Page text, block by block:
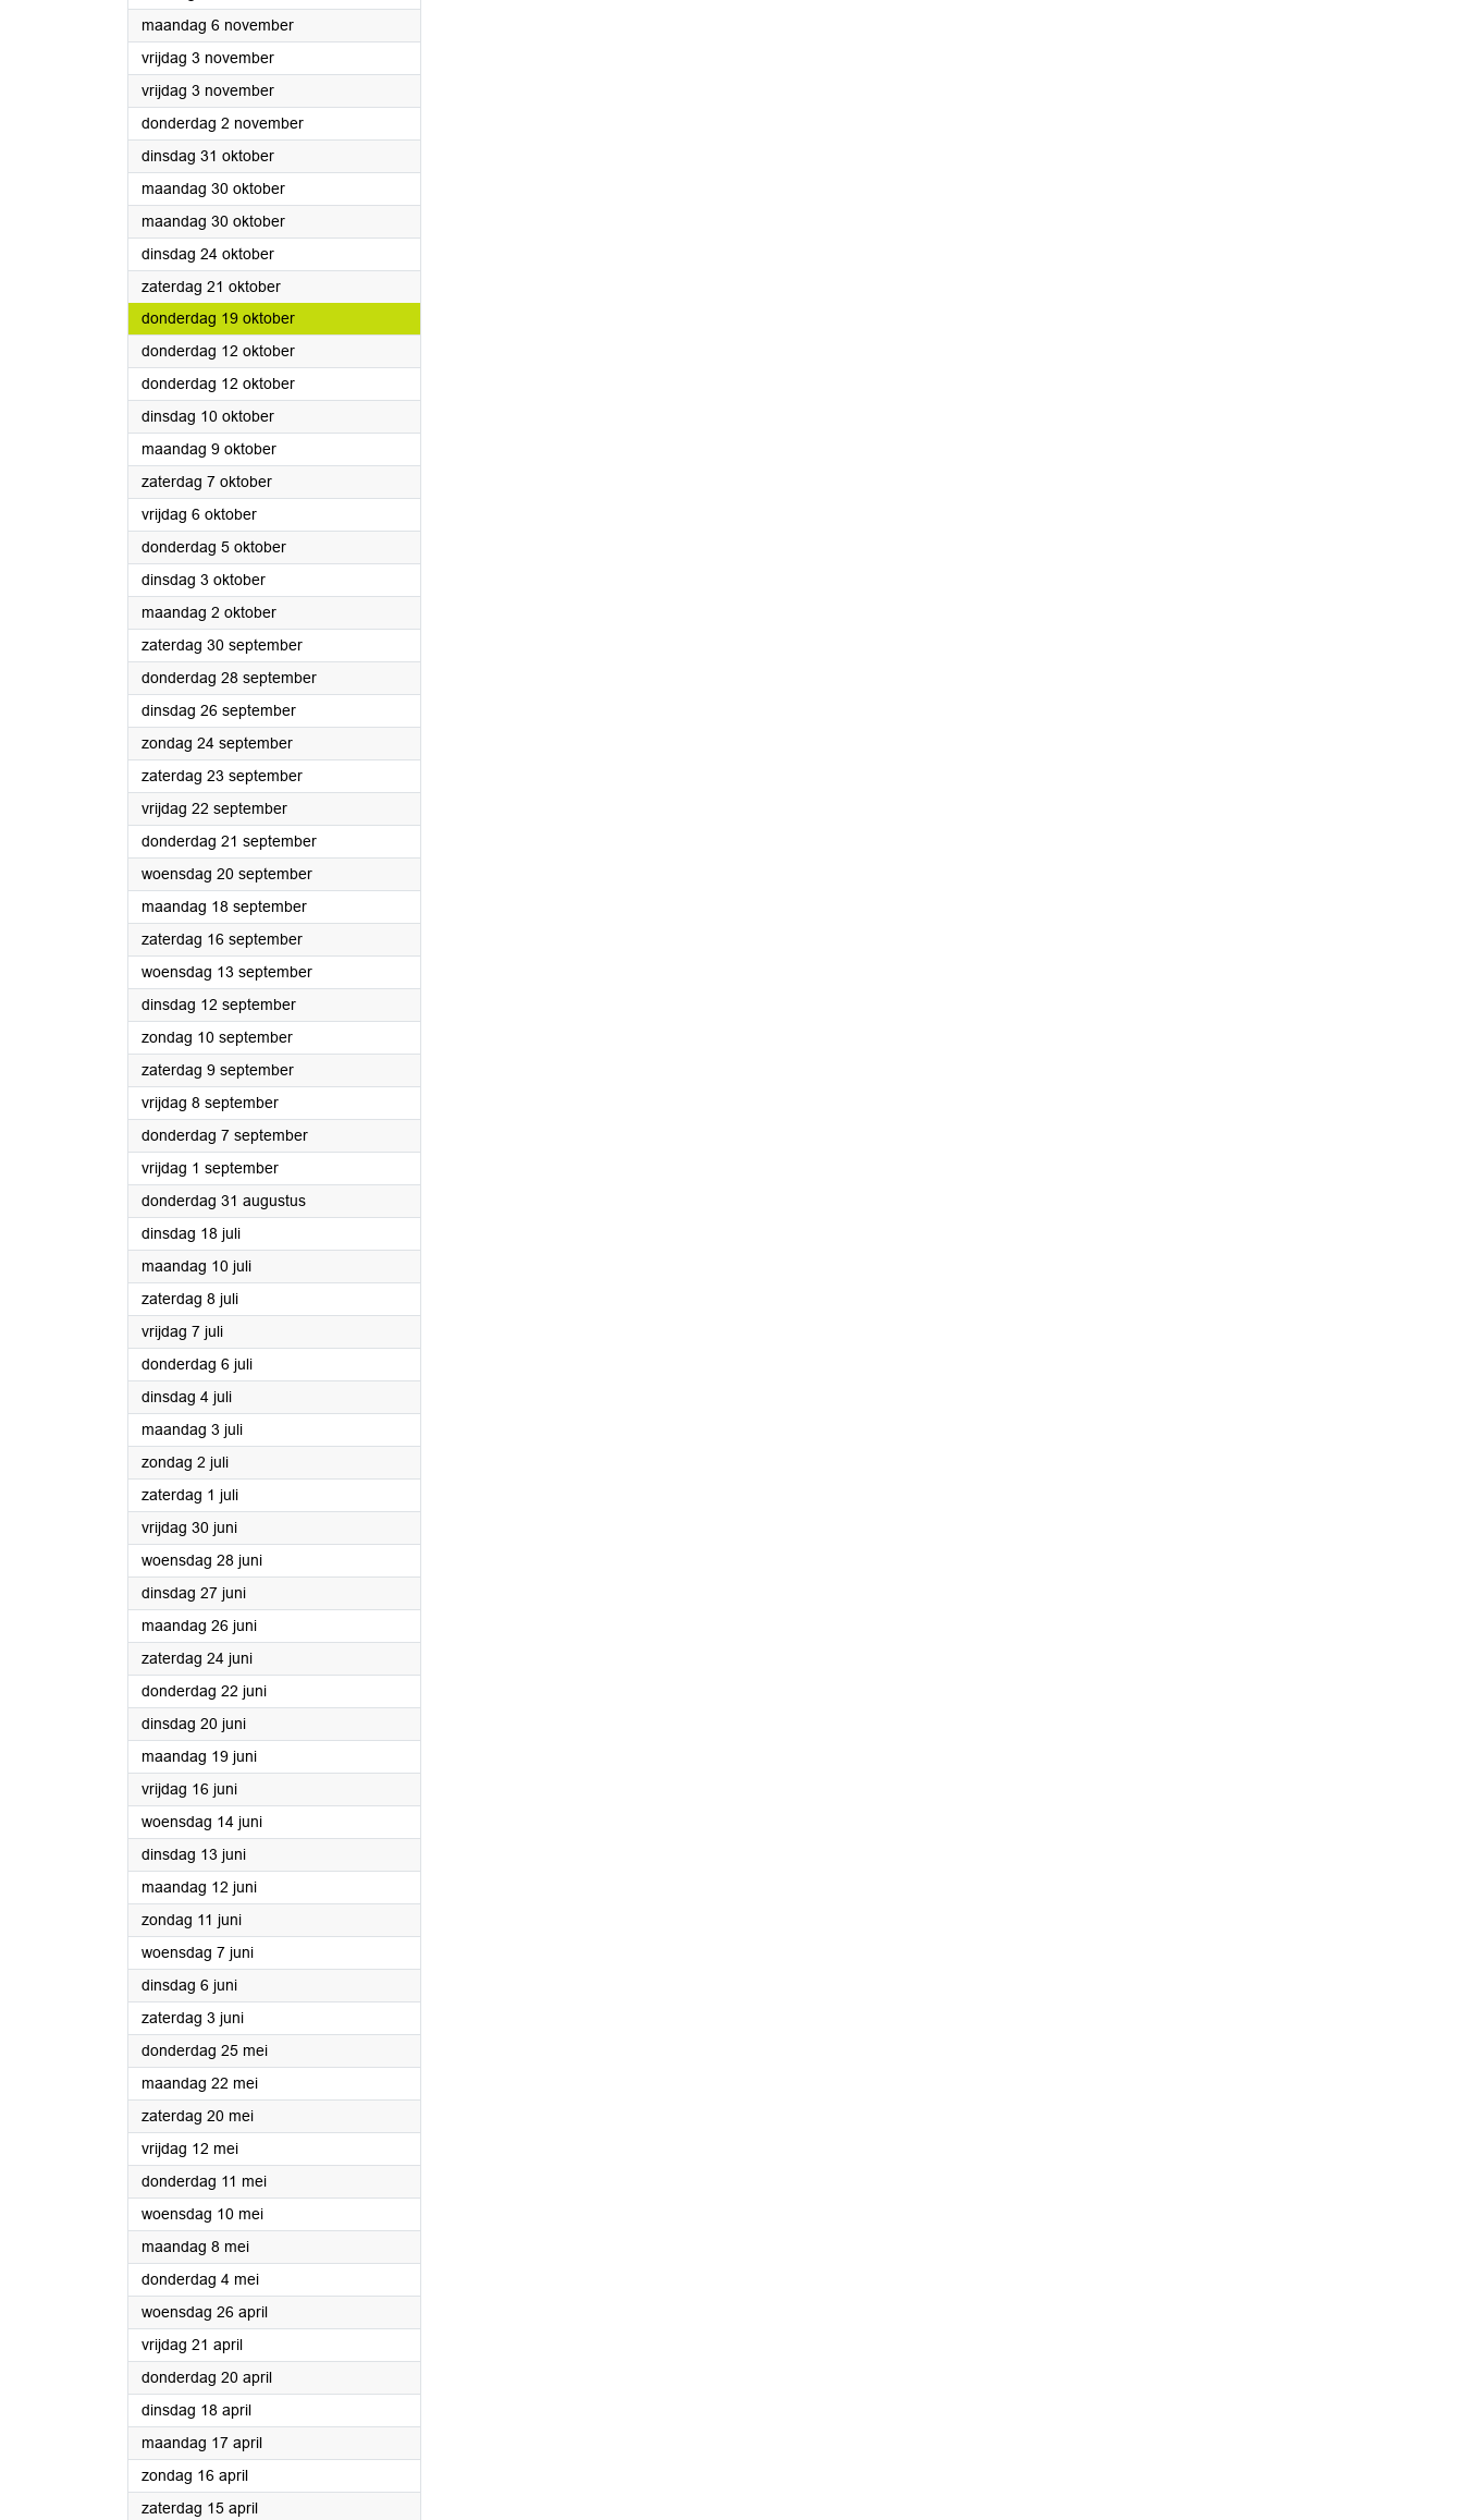
maandag 6 november2023
vrijdag 3 november2023
vrijdag 3 november2023
donderdag 2 november2023
dinsdag 31 oktober2023
maandag 30 oktober2023
maandag 30 oktober2023
dinsdag 24 oktober2023
zaterdag 21 oktober2023
donderdag 19 oktober2023
donderdag 12 oktober2023
donderdag 12 oktober2023
dinsdag 10 oktober2023
maandag 9 oktober2023
zaterdag 7 oktober2023
vrijdag 6 oktober2023
donderdag 5 oktober2023
dinsdag 3 oktober2023
maandag 2 oktober2023
zaterdag 30 september2023
donderdag 28 september2023
dinsdag 26 september2023
zondag 24 september2023
zaterdag 23 september2023
vrijdag 22 september2023
donderdag 21 september2023
woensdag 20 september2023
maandag 18 september2023
zaterdag 16 september2023
woensdag 13 september2023
dinsdag 12 september2023
zondag 10 september2023
zaterdag 9 september2023
vrijdag 8 september2023
donderdag 7 september2023
vrijdag 1 september2023
donderdag 31 augustus2023
dinsdag 18 juli2023
maandag 10 juli2023
zaterdag 8 juli2023
vrijdag 7 juli2023
donderdag 6 juli2023
dinsdag 4 juli2023
maandag 3 juli2023
zondag 2 juli2023
zaterdag 1 juli2023
vrijdag 30 juni2023
woensdag 28 juni2023
dinsdag 27 juni2023
maandag 26 juni2023
zaterdag 24 juni2023
donderdag 22 juni2023
dinsdag 20 juni2023
maandag 19 juni2023
vrijdag 16 juni2023
woensdag 14 juni2023
dinsdag 13 juni2023
maandag 12 juni2023
zondag 11 juni2023
woensdag 7 juni2023
dinsdag 6 juni2023
zaterdag 3 juni2023
donderdag 25 mei2023
maandag 22 mei2023
zaterdag 20 mei2023
vrijdag 12 mei2023
donderdag 11 mei2023
woensdag 10 mei2023
maandag 8 mei2023
donderdag 4 mei2023
woensdag 26 april2023
vrijdag 21 april2023
donderdag 20 april2023
dinsdag 18 april2023
maandag 17 april2023
zondag 16 april2023
zaterdag 15 april2023